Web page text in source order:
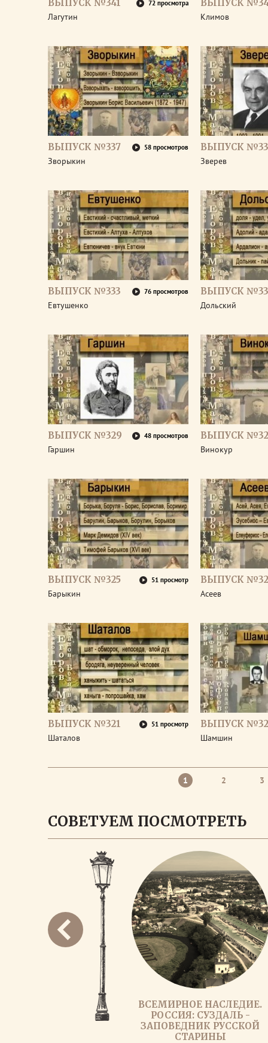
ВЫПУСК №341 72 просмотра
Лагутин
ВЫПУСК
Климов
ВЫПУСК №337 58 просмотров
Зворыкин
ВЫПУСК
Зверев
ВЫПУСК №333 76 просмотров
Евтушенко
ВЫПУСК
Дольский
ВЫПУСК №329 48 просмотров
Гаршин
ВЫПУСК
Винокур
ВЫПУСК №325 51 просмотр
Барыкин
ВЫПУСК
Асеев
ВЫПУСК №321 51 просмотр
Шаталов
ВЫПУСК
Шамшин
1 2 3
СОВЕТУЕМ ПОСМОТРЕТЬ
ВСЕМИРНОЕ НАСЛЕДИЕ.
РОССИЯ: СУЗДАЛЬ -
ЗАПОВЕДНИК РУССКОЙ
СТАРИНЫ